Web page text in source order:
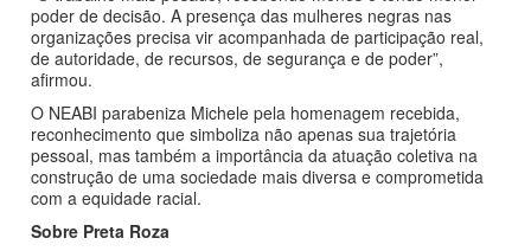
poder de decisão. A presença das mulheres negras nas
organizações precisa vir acompanhada de participação real,
de autoridade, de recursos, de segurança e de poder”,
afirmou.
O NEABI parabeniza Michele pela homenagem recebida,
reconhecimento que simboliza não apenas sua trajetória
pessoal, mas também a importância da atuação coletiva na
construção de uma sociedade mais diversa e comprometida
com a equidade racial.
Sobre Preta Roza